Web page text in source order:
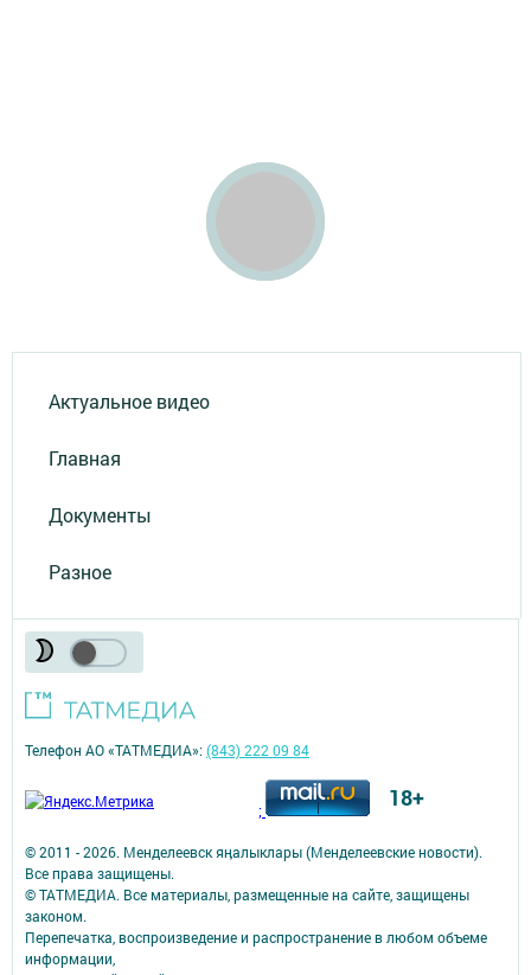
Актуальное видео
Главная
Документы
Разное
© 2011 - 2026. Менделеевск яӊалыклары (Менделеевские новости).
Все права защищены.
© ТАТМЕДИА. Все материалы, размещенные на сайте, защищены
законом.
Перепечатка, воспроизведение и распространение в любом объеме
информации,
Телефон АО «ТАТМЕДИА»:(843) 222 09 84
; 18+